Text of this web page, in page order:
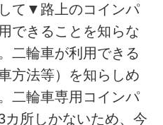
て▼路上のコインパ
できることを知らな
二輪車が利用できる
方法等）を知らしめ
二輪車専用コインパ
所しかないため、今